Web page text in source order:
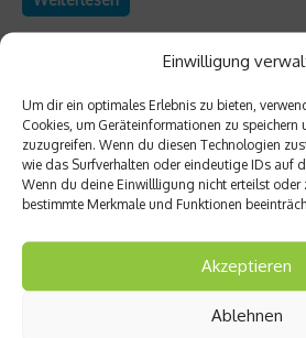
Einwilligung
Um dir ein optimales Erlebnis zu bieten,
Cookies, um Geräteinformationen zu
zuzugreifen. Wenn du diesen Technologien
wie das Surfverhalten oder eindeutige IDs auf
Wenn du deine Einwillligung nicht erteilst oder
bestimmte Merkmale und Funktionen
Akzeptieren
Ablehnen